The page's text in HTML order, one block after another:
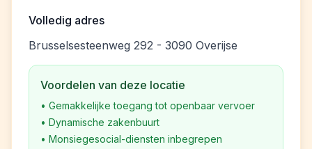
Volledig adres
Brusselsesteenweg 292 - 3090 Overijse
Voordelen van deze locatie
• Gemakkelijke toegang tot openbaar vervoer
• Dynamische zakenbuurt
• Monsiegesocial-diensten inbegrepen